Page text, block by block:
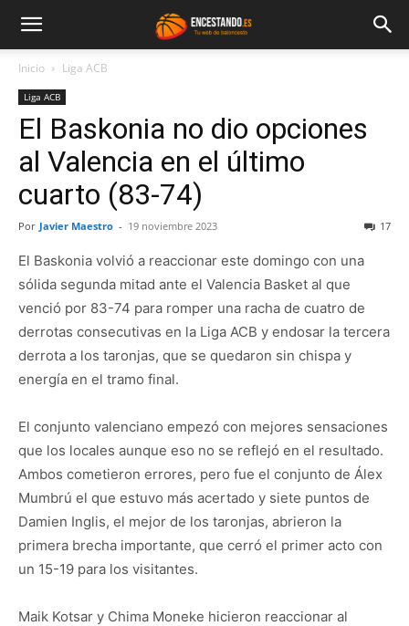
Inicio Liga ACB
Liga ACB
El Baskonia no dio opciones
al Valencia en el último
cuarto (83-74)
Por Javier Maestro - 19 noviembre 2023 17
El Baskonia volvió a reaccionar este domingo con una
sólida segunda mitad ante el Valencia Basket al que
venció por 83-74 para romper una racha de cuatro de
derrotas consecutivas en la Liga ACB y endosar la tercera
derrota a los taronjas, que se quedaron sin chispa y
energía en el tramo final.
El conjunto valenciano empezó con mejores sensaciones
que los locales aunque eso no se reflejó en el resultado.
Ambos cometieron errores, pero fue el conjunto de Álex
Mumbrú el que estuvo más acertado y siete puntos de
Damien Inglis, el mejor de los taronjas, abrieron la
primera brecha importante, que cerró el primer acto con
un 15-19 para los visitantes.
Maik Kotsar y Chima Moneke hicieron reaccionar al